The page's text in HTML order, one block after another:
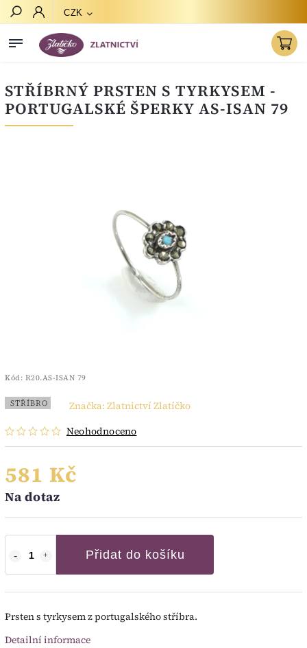
CZK
STŘÍBRNÝ PRSTEN S TYRKYSEM -
PORTUGALSKÉ ŠPERKY AS-ISAN 79
Kód: R20.AS-ISAN 79
STŘÍBRO
Neohodnoceno
Značka: Zlatnictví Zlatíčko
581 Kč
Na dotaz
Přidat do košíku
Prsten s tyrkysem z portugalského stříbra.
Detailní informace